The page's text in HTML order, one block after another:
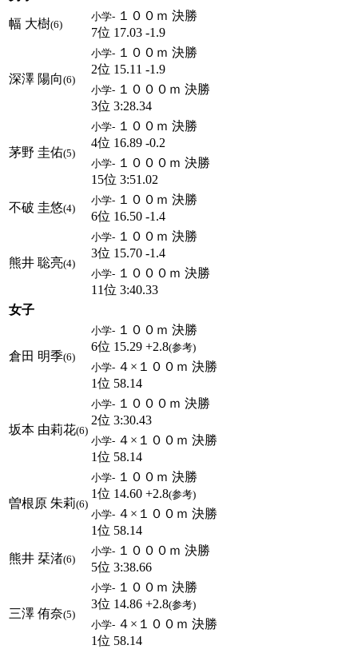
幅 大樹(6)
小学- １００ｍ 決勝
7位 17.03 -1.9
深澤 陽向(6)
小学- １００ｍ 決勝
2位 15.11 -1.9
小学- １０００ｍ 決勝
3位 3:28.34
茅野 圭佑(5)
小学- １００ｍ 決勝
4位 16.89 -0.2
小学- １０００ｍ 決勝
15位 3:51.02
不破 圭悠(4)
小学- １００ｍ 決勝
6位 16.50 -1.4
熊井 聡亮(4)
小学- １００ｍ 決勝
3位 15.70 -1.4
小学- １０００ｍ 決勝
11位 3:40.33
女子
倉田 明季(6)
小学- １００ｍ 決勝
6位 15.29 +2.8(参考)
小学- ４×１００ｍ 決勝
1位 58.14
坂本 由莉花(6)
小学- １０００ｍ 決勝
2位 3:30.43
小学- ４×１００ｍ 決勝
1位 58.14
曽根原 朱莉(6)
小学- １００ｍ 決勝
1位 14.60 +2.8(参考)
小学- ４×１００ｍ 決勝
1位 58.14
熊井 栞渚(6)
小学- １０００ｍ 決勝
5位 3:38.66
三澤 侑奈(5)
小学- １００ｍ 決勝
3位 14.86 +2.8(参考)
小学- ４×１００ｍ 決勝
1位 58.14